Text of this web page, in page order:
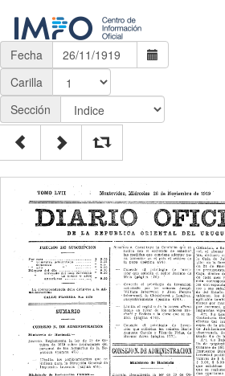
Fecha
Carilla
Sección